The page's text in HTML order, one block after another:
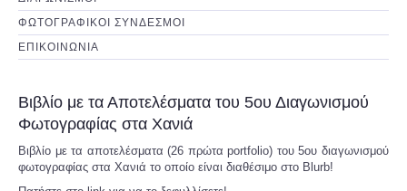
ΦΩΤΟΓΡΑΦΙΚΟΙ ΣΥΝΔΕΣΜΟΙ
ΕΠΙΚΟΙΝΩΝΙΑ
Βιβλίο με τα Αποτελέσματα του 5ου Διαγωνισμού
Φωτογραφίας στα Χανιά
Βιβλίο με τα αποτελέσματα (26 πρώτα portfolio) του 5ου διαγωνισμού
φωτογραφίας στα Χανιά το οποίο είναι διαθέσιμο στο Blurb!